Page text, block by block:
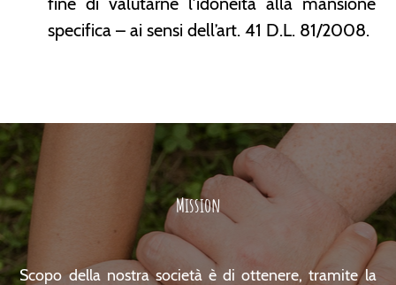
specifica – ai sensi dell’art. 41 D.L. 81/2008.
Mission
Scopo della nostra società è di ottenere, tramite la